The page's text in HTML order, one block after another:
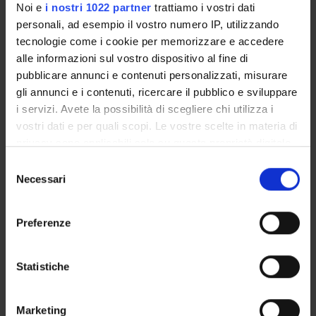
Noi e i nostri 1022 partner trattiamo i vostri dati
personali, ad esempio il vostro numero IP, utilizzando
tecnologie come i cookie per memorizzare e accedere
alle informazioni sul vostro dispositivo al fine di
pubblicare annunci e contenuti personalizzati, misurare
gli annunci e i contenuti, ricercare il pubblico e sviluppare
i servizi. Avete la possibilità di scegliere chi utilizza i
vostri dati e per quali scopi. Le vostre scelte in materia di
modificare o revocare il proprio consenso in qualsiasi
momento dalla Dichiarazione sui cookie o facendo clic
raccogliere informazioni sulla tua posizione
geografica, con un'approssimazione di qualche
delNecessari
Preferenze
Statistiche
Marketing
2003067198_005
SPONSORS:
Ministero dell'Istruzione dell'Università e della Ricerca
Funds: assigned and managed by the department
PROJECT PARTICIPANTS